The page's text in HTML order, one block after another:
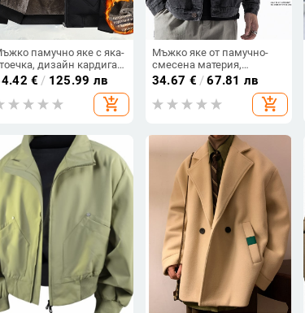
памучно яке с яка-
дизайн кардиган,
отпред, удебелен
пълнеж от полиестер, 3D
джобове
€ / 125.99 лв
add_shopping_cart
Мъжко яке от памучно-
смесена материя,
свободен силует,
геометричен принт, ревер,
еднобутоново
34.67 € /67.81 лв
add_shopping_cart